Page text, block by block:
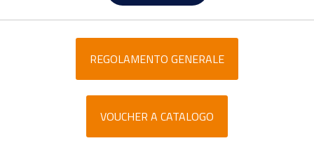
REGOLAMENTO GENERALE
VOUCHER A CATALOGO